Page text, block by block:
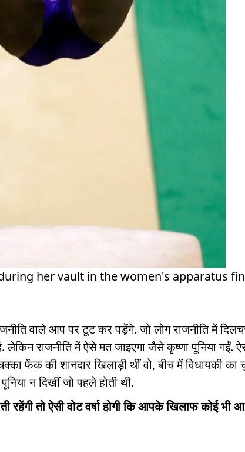
her vault in the women's apparatus
वाले आप पर टूट कर पड़ेंगे. जो लोग राजनीति में
राजनीति में ऐसे मत जाइएगा जैसे कृष्णा पूनिया गईं.
फेंक की शानदार खिलाड़ी थीं वो, बीच में विधायकी का
न दिखीं जो पहले होती थी.
रहेंगी तो ऐसी वोट वर्षा होगी कि आपके खिलाफ कोई भी आ